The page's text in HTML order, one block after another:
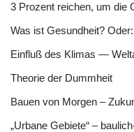
3 Prozent reichen, um die
Was ist Gesundheit?
Einfluß des Klimas —
Theorie der Dummheit
Bauen von Morgen –
„Urbane Gebiete“ –